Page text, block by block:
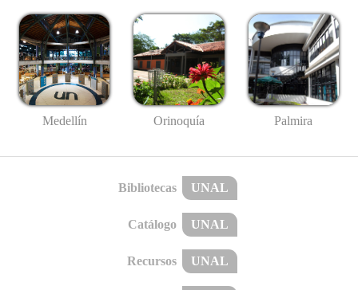
Medellín Orinoquía Palmira
Bibliotecas UNAL
Catálogo UNAL
Recursos UNAL